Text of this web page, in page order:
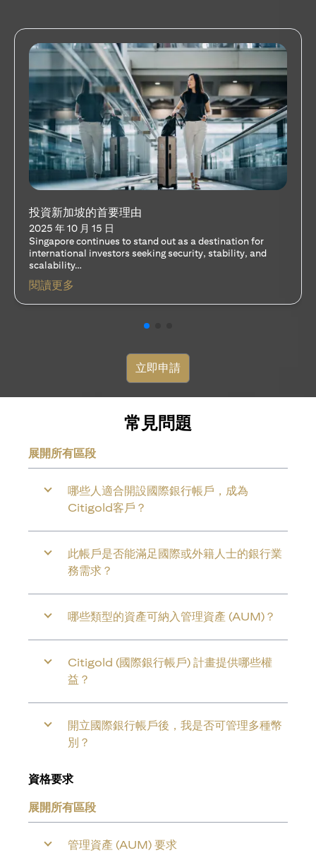
股票與單位信託 - 是否有放諸四海皆準的解決方
案？
2025 年 10 月 15 日
A common question among investors—whether new or
seasoned—is this: should I invest in stocks or unit trusts?
閱讀更多
立即申請
常見問題
展開所有區段
哪些人適合開設國際銀行帳戶，成為
Citigold客戶？
此帳戶是否能滿足國際或外籍人士的銀行業
務需求？
哪些類型的資產可納入管理資產 (AUM)？
Citigold (國際銀行帳戶) 計畫提供哪些權
益？
開立國際銀行帳戶後，我是否可管理多種幣
別？
資格要求
展開所有區段
管理資產 (AUM) 要求